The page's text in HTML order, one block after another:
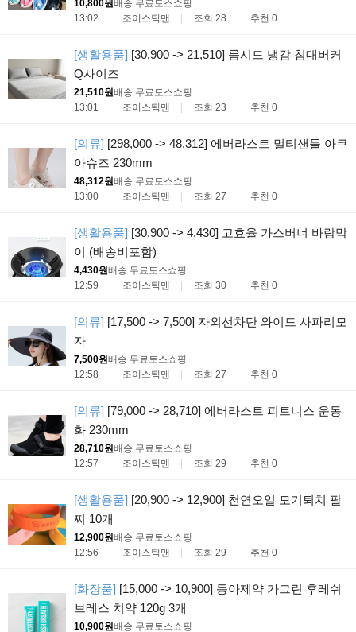
10,800원배송 무료토스쇼핑
13:02
조이스틱맨 조회 28 추천 0
[생활용품] [30,900 -> 21,510] 룸시드 냉감 침대버커
Q사이즈
21,510원배송 무료토스쇼핑
13:01
조이스틱맨 조회 23 추천 0
[의류] [298,000 -> 48,312] 에버라스트 멀티샌들 아쿠
아슈즈 230mm
48,312원배송 무료토스쇼핑
13:00
조이스틱맨 조회 27 추천 0
[생활용품] [30,900 -> 4,430] 고효율 가스버너 바람막
이 (배송비포함)
4,430원배송 무료토스쇼핑
12:59
조이스틱맨 조회 30 추천 0
[의류] [17,500 -> 7,500] 자외선차단 와이드 사파리모
자
7,500원배송 무료토스쇼핑
12:58
조이스틱맨 조회 27 추천 0
[의류] [79,000 -> 28,710] 에버라스트 피트니스 운동
화 230mm
28,710원배송 무료토스쇼핑
12:57
조이스틱맨 조회 29 추천 0
[생활용품] [20,900 -> 12,900] 천연오일 모기퇴치 팔
찌 10개
12,900원배송 무료토스쇼핑
12:56
조이스틱맨 조회 29 추천 0
[화장품] [15,000 -> 10,900] 동아제약 가그린 후레쉬
브레스 치약 120g 3개
10,900원배송 무료토스쇼핑